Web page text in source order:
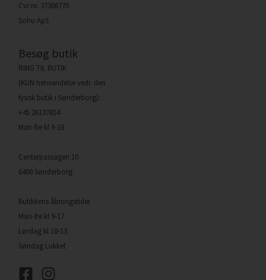
Cvr nr. 37306770
Sohu ApS
Besøg butik
RING TIL BUTIK
(KUN henvendelse vedr. den
fysisk butik i Sønderborg):
+45 26137654
Man-fre kl 9-18
Centerpassagen 10
6400 Sønderborg
Butikkens åbningstider
Man-fre kl 9-17
Lørdag kl 10-13
Søndag Lukket